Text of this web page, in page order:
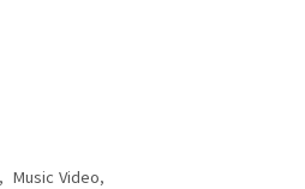
Music Video